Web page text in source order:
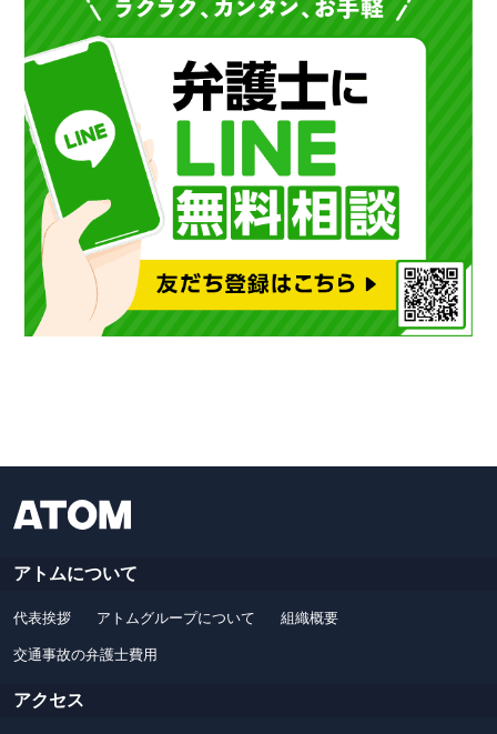
アトムについて
代表挨拶 アトムグループについて 組織概要
交通事故の弁護士費用
アクセス